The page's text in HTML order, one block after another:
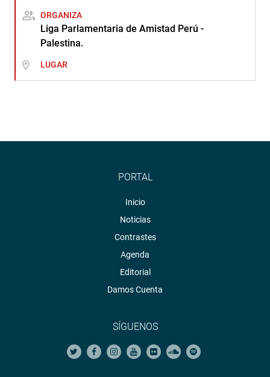
ORGANIZA
Liga Parlamentaria de Amistad Perú -
Palestina.
LUGAR
PORTAL
Inicio
Noticias
Contrastes
Agenda
Editorial
Damos Cuenta
SÍGUENOS